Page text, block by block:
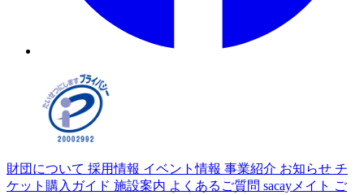
財団について 採用情報 イベント情報 事業紹介 お知らせ チ
ケット購入ガイド 施設案内 よくあるご質問 sacayメイト ご